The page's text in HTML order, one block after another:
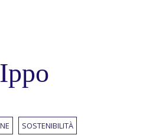
SOSTENIBILITÀ